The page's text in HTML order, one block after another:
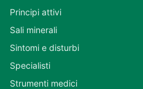
Principi attivi
Sali minerali
Sintomi e disturbi
Specialisti
Strumenti medici